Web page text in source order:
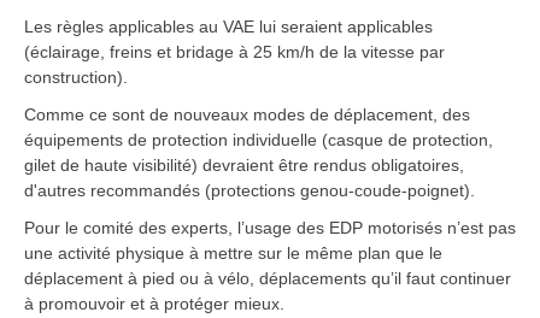
Les règles applicables au VAE lui seraient applicables
(éclairage, freins et bridage à 25 km/h de la vitesse par
construction).
Comme ce sont de nouveaux modes de déplacement, des
équipements de protection individuelle (casque de protection,
gilet de haute visibilité) devraient être rendus obligatoires,
d'autres recommandés (protections genou-coude-poignet).
Pour le comité des experts, l’usage des EDP motorisés n’est pas
une activité physique à mettre sur le même plan que le
déplacement à pied ou à vélo, déplacements qu’il faut continuer
à promouvoir et à protéger mieux.